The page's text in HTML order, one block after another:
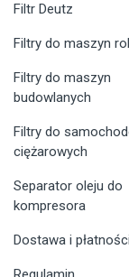
Filtr Deutz
Filtry do maszyn
Filtry do maszyn
budowlanych
Filtry do
ciężarowych
Separator oleju do
kompresora
Dostawa i płatności